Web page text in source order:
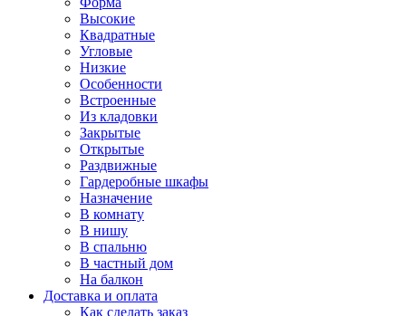
Высокие
Квадратные
Угловые
Низкие
Особенности
Встроенные
Из кладовки
Закрытые
Открытые
Раздвижные
Гардеробные шкафы
Назначение
В комнату
В нишу
В спальню
В частный дом
На балкон
Доставка и оплата
Как сделать заказ